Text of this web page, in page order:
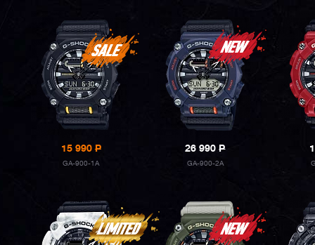
15 990P
GA-900-1A
26 990P
GA-900-2A